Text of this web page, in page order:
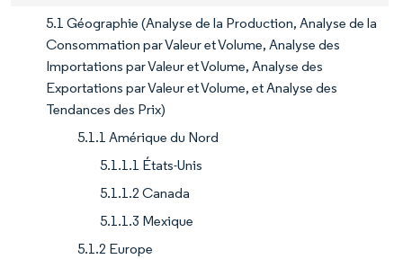
5.1 Géographie (Analyse de la Production, Analyse de la
Consommation par Valeur et Volume, Analyse des
Importations par Valeur et Volume, Analyse des
Exportations par Valeur et Volume, et Analyse des
Tendances des Prix)
5.1.1 Amérique du Nord
5.1.1.1 États-Unis
5.1.1.2 Canada
5.1.1.3 Mexique
5.1.2 Europe